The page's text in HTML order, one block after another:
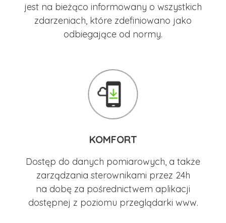
jest na bieżąco informowany o wszystkich
zdarzeniach, które zdefiniowano jako
odbiegające od normy.
KOMFORT
Dostęp do danych pomiarowych, a także
zarządzania sterownikami przez 24h
na dobę za pośrednictwem aplikacji
dostępnej z poziomu przeglądarki www.